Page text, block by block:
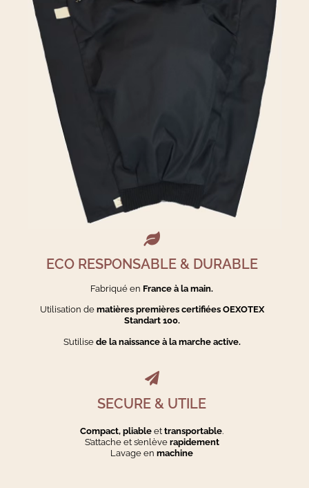
ECO RESPONSABLE & DURABLE
Fabriqué en France à la main.
Utilisation de matières premières certifiées OEXOTEX
Standart 100.
S’utilise de la naissance à la marche active.
SECURE & UTILE
Compact, pliable et transportable.
S’attache et s’enlèverapidement
Lavage enmachine